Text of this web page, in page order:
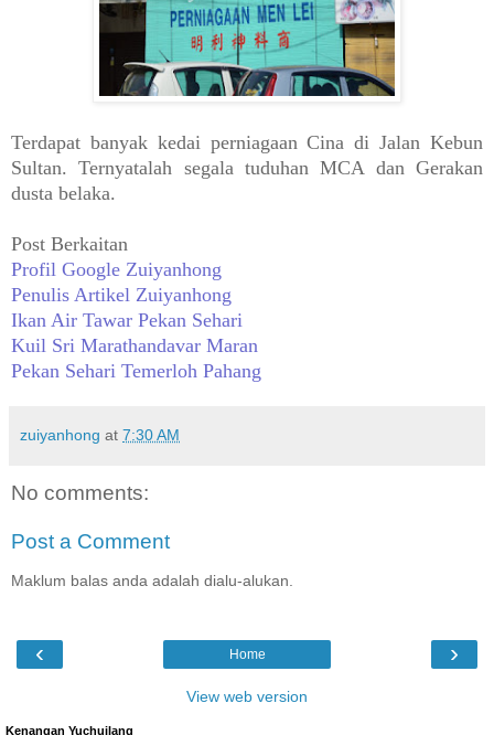
Terdapat banyak kedai perniagaan Cina di Jalan Kebun
Sultan. Ternyatalah segala tuduhan MCA dan Gerakan
dusta belaka.
Post Berkaitan
Profil Google Zuiyanhong
Penulis Artikel Zuiyanhong
Ikan Air Tawar Pekan Sehari
Kuil Sri Marathandavar Maran
Pekan Sehari Temerloh Pahang
zuiyanhong at 7:30 AM
No comments:
Post a Comment
Maklum balas anda adalah dialu-alukan.
‹ ›
Home
View web version
Kenangan Yuchuilang